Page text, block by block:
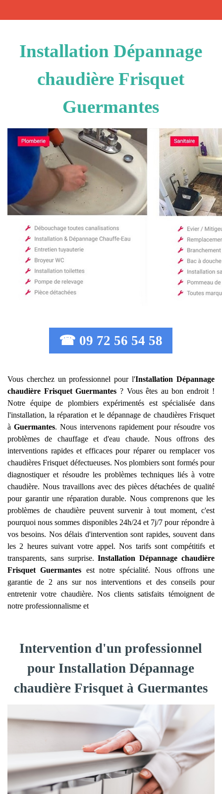
Installation Dépannage
chaudière Frisquet
Guermantes
☎ 09 72 56 54 58
Vous cherchez un professionnel pour l'Installation Dépannage
chaudière Frisquet Guermantes ? Vous êtes au bon endroit !
Notre équipe de plombiers expérimentés est spécialisée dans
l'installation, la réparation et le dépannage de chaudières Frisquet
à Guermantes. Nous intervenons rapidement pour résoudre vos
problèmes de chauffage et d'eau chaude. Nous offrons des
interventions rapides et efficaces pour réparer ou remplacer vos
chaudières Frisquet défectueuses. Nos plombiers sont formés pour
diagnostiquer et résoudre les problèmes techniques liés à votre
chaudière. Nous travaillons avec des pièces détachées de qualité
pour garantir une réparation durable. Nous comprenons que les
problèmes de chaudière peuvent survenir à tout moment, c'est
pourquoi nous sommes disponibles 24h/24 et 7j/7 pour répondre à
vos besoins. Nos délais d'intervention sont rapides, souvent dans
les 2 heures suivant votre appel. Nos tarifs sont compétitifs et
transparents, sans surprise.Installation Dépannage chaudière
Frisquet Guermantes est notre spécialité. Nous offrons une
garantie de 2 ans sur nos interventions et des conseils pour
entretenir votre chaudière. Nos clients satisfaits témoignent de
notre professionnalisme et
Intervention d'un professionnel
pour Installation Dépannage
chaudière Frisquet à Guermantes